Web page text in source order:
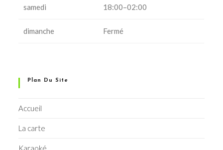
samedi 18:00–02:00
dimanche Fermé
Plan Du Site
Accueil
La carte
Karaoké